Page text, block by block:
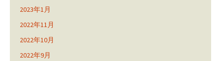
2023年1月
2022年11月
2022年10月
2022年9月